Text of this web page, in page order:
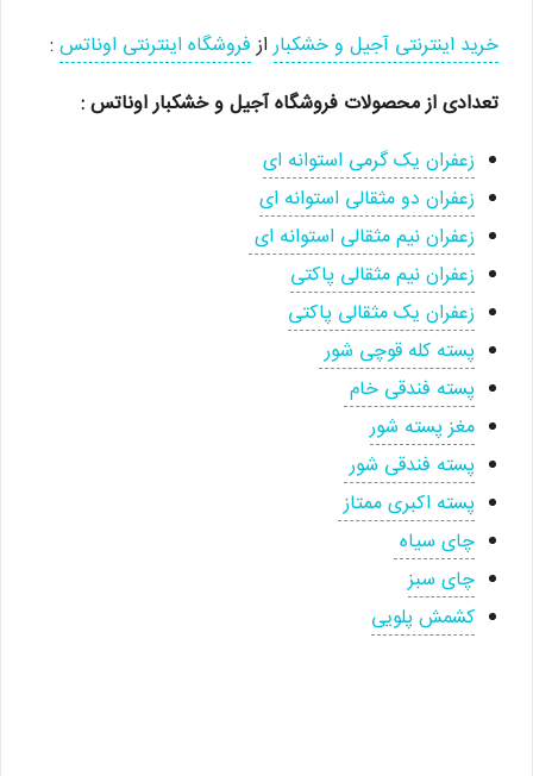
خرید اینترنتی آجیل و خشکبارازفروشگاه اینترنتی اوناتس :
تعدادی از محصولات فروشگاه آجیل و خشکبار اوناتس :
زعفران یک گرمی استوانه ای
زعفران دو مثقالی استوانه ای
زعفران نیم مثقالی استوانه ای
زعفران نیم مثقالی پاکتی
زعفران یک مثقالی پاکتی
پسته کله قوچی شور
پسته فندقی خام
مغز پسته شور
پسته فندقی شور
پسته اکبری ممتاز
چای سیاه
چای سبز
کشمش پلویی